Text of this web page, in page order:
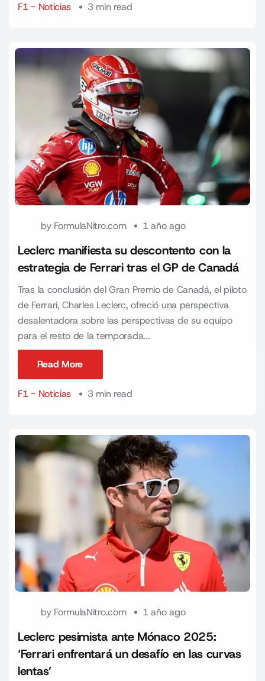
F1 - Noticias
3 min read
by FormulaNitro.com 1 año ago
Leclerc manifiesta su descontento con la
estrategia de Ferrari tras el GP de Canadá
Tras la conclusión del Gran Premio de Canadá, el piloto
de Ferrari, Charles Leclerc, ofreció una perspectiva
desalentadora sobre las perspectivas de su equipo
para el resto de la temporada...
Read More
F1 - Noticias
3 min read
by FormulaNitro.com 1 año ago
Leclerc pesimista ante Mónaco 2025:
‘Ferrari enfrentará un desafío en las curvas
lentas’